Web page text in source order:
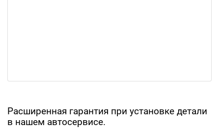
Расширенная гарантия при установке детали
в нашем автосервисе.